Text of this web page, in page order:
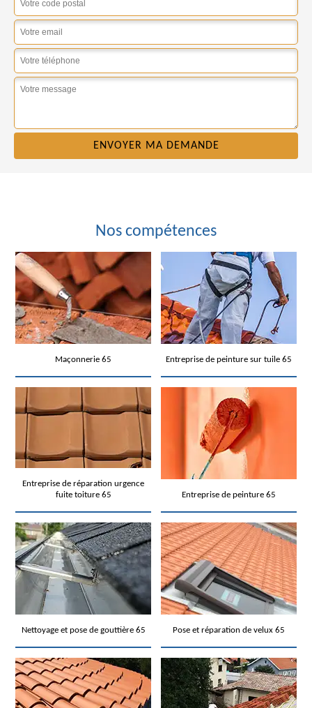
Nos compétences
Maçonnerie 65 Entreprise de peinture sur tuile 65
Entreprise de réparation urgence
fuite toiture 65
Entreprise de peinture 65
Nettoyage et pose de gouttière 65 Pose et réparation de velux 65